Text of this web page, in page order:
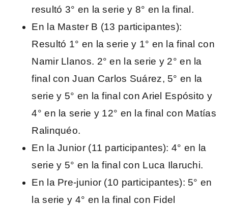
resultó 3° en la serie y 8° en la final.
En la Master B (13 participantes):
Resultó 1° en la serie y 1° en la final con
Namir Llanos. 2° en la serie y 2° en la
final con Juan Carlos Suárez, 5° en la
serie y 5° en la final con Ariel Espósito y
4° en la serie y 12° en la final con Matías
Ralinquéo.
En la Junior (11 participantes): 4° en la
serie y 5° en la final con Luca Ilaruchi.
En la Pre-junior (10 participantes): 5° en
la serie y 4° en la final con Fidel